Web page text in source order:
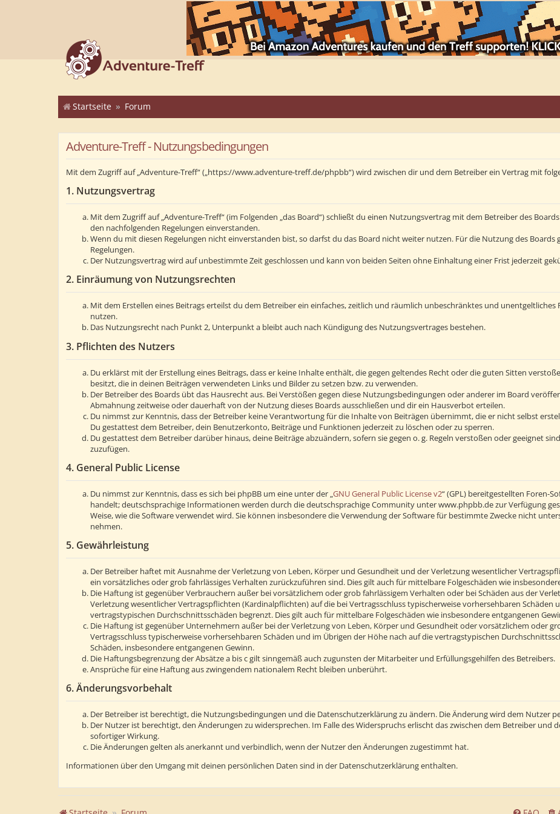
Startseite Forum
Adventure-Treff - Nutzungsbedingungen
Mit dem Zugriff auf „Adventure-Treff“ („https://www.adventure-treff.de/phpbb“) wird zwischen dir und dem Betreiber ein Vertrag mit
1. Nutzungsvertrag
Mit dem Zugriff auf „Adventure-Treff“ (im Folgenden „das Board“) schließt du einen Nutzungsvertrag mit dem Betreiber des
den nachfolgenden Regelungen einverstanden.
Wenn du mit diesen Regelungen nicht einverstanden bist, so darfst du das Board nicht weiter nutzen. Für die Nutzung des
Regelungen.
Der Nutzungsvertrag wird auf unbestimmte Zeit geschlossen und kann von beiden Seiten ohne Einhaltung einer Frist jederzeit
2. Einräumung von Nutzungsrechten
Mit dem Erstellen eines Beitrags erteilst du dem Betreiber ein einfaches, zeitlich und räumlich unbeschränktes und unentgeltliches
nutzen.
Das Nutzungsrecht nach Punkt 2, Unterpunkt a bleibt auch nach Kündigung des Nutzungsvertrages bestehen.
3. Pflichten des Nutzers
Du erklärst mit der Erstellung eines Beitrags, dass er keine Inhalte enthält, die gegen geltendes Recht oder die guten Sitten
besitzt, die in deinen Beiträgen verwendeten Links und Bilder zu setzen bzw. zu verwenden.
Der Betreiber des Boards übt das Hausrecht aus. Bei Verstößen gegen diese Nutzungsbedingungen oder anderer im Board
Abmahnung zeitweise oder dauerhaft von der Nutzung dieses Boards ausschließen und dir ein Hausverbot erteilen.
Du nimmst zur Kenntnis, dass der Betreiber keine Verantwortung für die Inhalte von Beiträgen übernimmt, die er nicht selbst
Du gestattest dem Betreiber, dein Benutzerkonto, Beiträge und Funktionen jederzeit zu löschen oder zu sperren.
Du gestattest dem Betreiber darüber hinaus, deine Beiträge abzuändern, sofern sie gegen o. g. Regeln verstoßen oder geeignet
zuzufügen.
4. General Public License
Du nimmst zur Kenntnis, dass es sich bei phpBB um eine unter der „GNU General Public License v2“ (GPL) bereitgestellten Foren-
handelt; deutschsprachige Informationen werden durch die deutschsprachige Community unter www.phpbb.de zur Verfügung
Weise, wie die Software verwendet wird. Sie können insbesondere die Verwendung der Software für bestimmte Zwecke nicht
nehmen.
5. Gewährleistung
Der Betreiber haftet mit Ausnahme der Verletzung von Leben, Körper und Gesundheit und der Verletzung wesentlicher
ein vorsätzliches oder grob fahrlässiges Verhalten zurückzuführen sind. Dies gilt auch für mittelbare Folgeschäden wie
Die Haftung ist gegenüber Verbrauchern außer bei vorsätzlichem oder grob fahrlässigem Verhalten oder bei Schäden aus der
Verletzung wesentlicher Vertragspflichten (Kardinalpflichten) auf die bei Vertragsschluss typischerweise vorhersehbaren Schäden
vertragstypischen Durchschnittsschäden begrenzt. Dies gilt auch für mittelbare Folgeschäden wie insbesondere entgangenen
Die Haftung ist gegenüber Unternehmern außer bei der Verletzung von Leben, Körper und Gesundheit oder vorsätzlichem oder
Vertragsschluss typischerweise vorhersehbaren Schäden und im Übrigen der Höhe nach auf die vertragstypischen
Schäden, insbesondere entgangenen Gewinn.
Die Haftungsbegrenzung der Absätze a bis c gilt sinngemäß auch zugunsten der Mitarbeiter und Erfüllungsgehilfen des Betreibers.
Ansprüche für eine Haftung aus zwingendem nationalem Recht bleiben unberührt.
6. Änderungsvorbehalt
Der Betreiber ist berechtigt, die Nutzungsbedingungen und die Datenschutzerklärung zu ändern. Die Änderung wird dem Nutzer
Der Nutzer ist berechtigt, den Änderungen zu widersprechen. Im Falle des Widerspruchs erlischt das zwischen dem Betreiber
sofortiger Wirkung.
Die Änderungen gelten als anerkannt und verbindlich, wenn der Nutzer den Änderungen zugestimmt hat.
Informationen über den Umgang mit deinen persönlichen Daten sind in der Datenschutzerklärung enthalten.